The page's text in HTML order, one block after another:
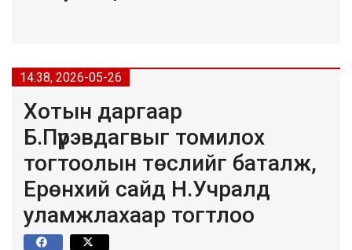
14:38, 2026-05-26
Хотын даргаар
Б.Пүрэвдагвыг томилох
тогтоолын төслийг баталж,
Ерөнхий сайд Н.Учралд
уламжлахаар тогтлоо